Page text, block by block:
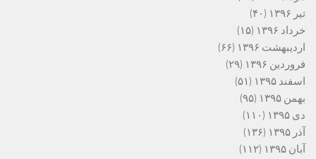
تیر ۱۳۹۶
(۴۰)
خرداد ۱۳۹۶
(۱۵)
اردیبهشت ۱۳۹۶
(۶۶)
فروردین ۱۳۹۶
(۲۹)
اسفند ۱۳۹۵
(۵۱)
بهمن ۱۳۹۵
(۹۵)
دی ۱۳۹۵
(۱۱۰)
آذر ۱۳۹۵
(۱۳۶)
آبان ۱۳۹۵
(۱۱۲)